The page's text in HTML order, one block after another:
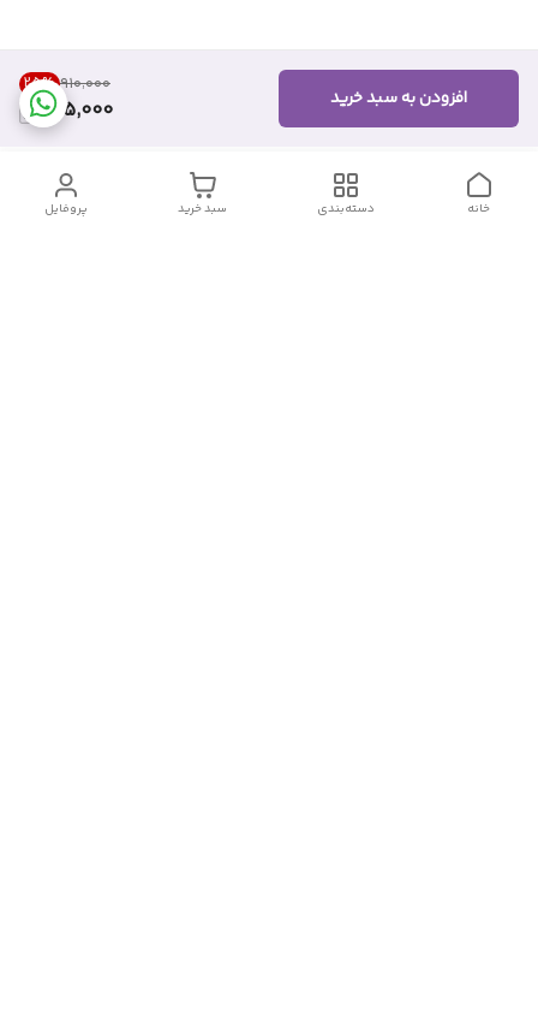
۹۱۰٬۰۰۰ 25%
675,000 افزودن به سبد خرید
پروفایل سبد خرید دسته‌بندی خانه